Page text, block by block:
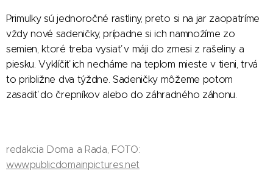
Primulky sú jednoročné rastliny, preto si na jar zaopatríme
vždy nové sadeničky, prípadne si ich namnožíme zo
semien, ktoré treba vysiať v máji do zmesi z rašeliny a
piesku. Vyklíčiť ich necháme na teplom mieste v tieni, trvá
to približne dva týždne. Sadeničky môžeme potom
zasadiť do črepníkov alebo do záhradného záhonu.
redakcia Doma a Rada, FOTO:
www.publicdomainpictures.net